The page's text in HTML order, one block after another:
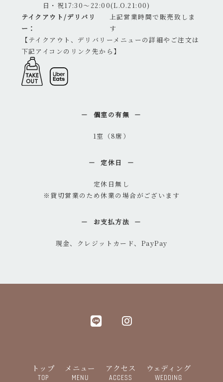
日・祝17:30～22:00(L.O.21:00)
テイクアウト/デリバリ
ー：
上記営業時間で販売致しま
す
【テイクアウト、デリバリーメニューの詳細やご注文は
下記アイコンのリンク先から】
個室の有無
1室（8席）
定休日
定休日無し
※貸切営業のため休業の場合がございます
お支払方法
現金、クレジットカード、PayPay
トップ
TOP
メニュー
MENU
アクセス
ACCESS
ウェディング
WEDDING